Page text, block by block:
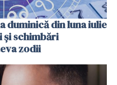
duminică din luna iulie
și schimbări
zodii